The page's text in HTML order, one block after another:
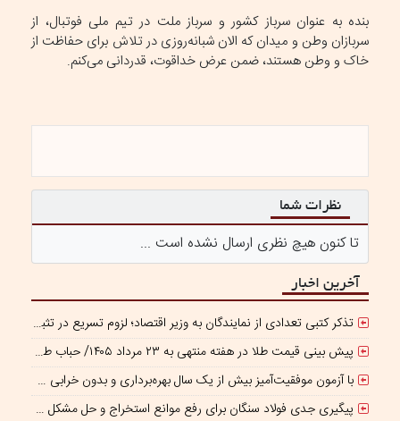
بنده به عنوان سرباز کشور و سرباز ملت در تیم ملی فوتبال، از
سربازان وطن و میدان که الان شبانه‌روزی در تلاش برای حفاظت از
خاک و وطن هستند، ضمن عرض خداقوت، قدردانی می‌کنم.
نظرات شما
تا کنون هیچ نظری ارسال نشده است ...
آخرین اخبار
تذکر کتبی تعدادی از نمایندگان به وزیر اقتصاد؛ لزوم تسریع در تثبیت نرخ ارز
پیش بینی قیمت طلا در هفته منتهی به ۲۳ مرداد ۱۴۰۵/ حباب طلا در بازار ایران منفی شد!
با آزمون موفقیت‌آمیز بیش از یک سال بهره‌برداری و بدون خرابی حاصل شد؛ ریموت کنترل و ماژول وایرلس بومی‌سازی شده جرثقیل‌های فولاد هرمزگان، جایگزین نمونه خارجی
پیگیری جدی فولاد سنگان برای رفع موانع استخراج و حل مشکل کمبود سنگ‌آهن